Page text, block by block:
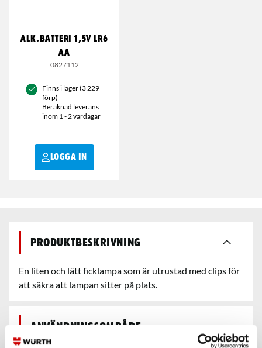
ALK.BATTERI 1,5V LR6
AA
0827112
Finns i lager (3 229
förp)
Beräknad leverans
inom 1 - 2 vardagar
LOGGA IN
Produktbeskrivning
En liten och lätt ficklampa som är utrustad med clips för
att säkra att lampan sitter på plats.
Användningsområde